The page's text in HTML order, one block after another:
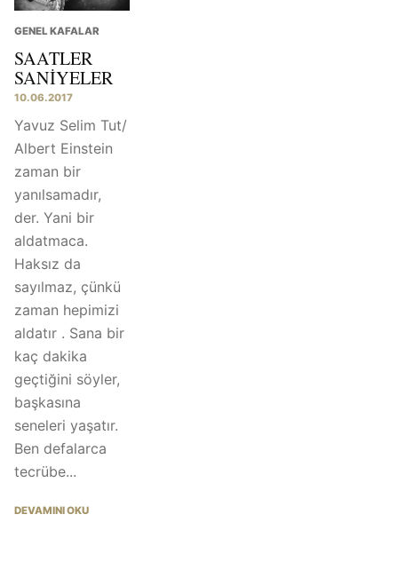
GENEL KAFALAR
SAATLER
SANIYELER
10.06.2017
Yavuz Selim Tut/
Albert Einstein
zaman bir
yanılsamadır,
der. Yani bir
aldatmaca.
Haksız da
sayılmaz, çünkü
zaman hepimizi
aldatır . Sana bir
kaç dakika
geçtiğini söyler,
başkasına
seneleri yaşatır.
Ben defalarca
tecrübe...
DEVAMINI OKU